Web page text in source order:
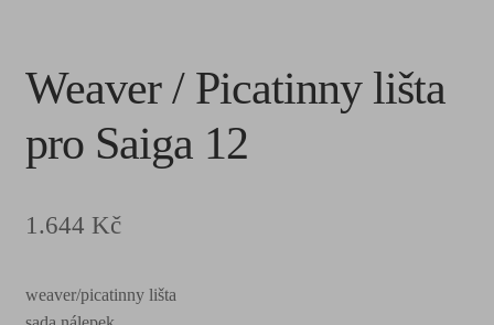
Weaver / Picatinny lišta
pro Saiga 12
1.644 Kč
weaver/picatinny lišta